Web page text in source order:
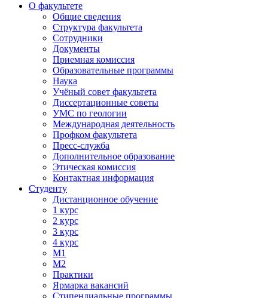
О факультете
Общие сведения
Структура факультета
Сотрудники
Документы
Приемная комиссия
Образовательные программы
Наука
Учёный совет факультета
Диссертационные советы
УМС по геологии
Международная деятельность
Профком факультета
Пресс-служба
Дополнительное образование
Этическая комиссия
Контактная информация
Студенту
Дистанционное обучение
1 курс
2 курс
3 курс
4 курс
М1
М2
Практики
Ярмарка вакансий
Стипендиальные программы